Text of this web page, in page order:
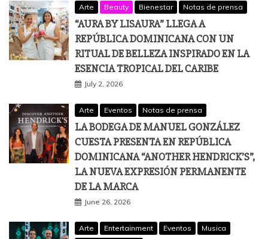
Arte Beauty Bienestar Notas de prensa
“AURA BY LISAURA” LLEGA A
REPÚBLICA DOMINICANA CON UN
RITUAL DE BELLEZA INSPIRADO EN LA
ESENCIA TROPICAL DEL CARIBE
July 2, 2026
Arte Eventos Notas de prensa
LA BODEGA DE MANUEL GONZÁLEZ
CUESTA PRESENTA EN REPÚBLICA
DOMINICANA “ANOTHER HENDRICK’S”,
LA NUEVA EXPRESIÓN PERMANENTE
DE LA MARCA
June 26, 2026
Arte Entertainment Eventos
Musica